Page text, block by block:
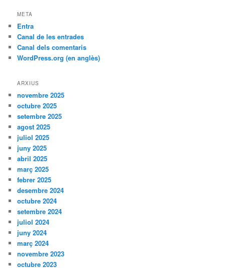
META
Entra
Canal de les entrades
Canal dels comentaris
WordPress.org (en anglès)
ARXIUS
novembre 2025
octubre 2025
setembre 2025
agost 2025
juliol 2025
juny 2025
abril 2025
març 2025
febrer 2025
desembre 2024
octubre 2024
setembre 2024
juliol 2024
juny 2024
març 2024
novembre 2023
octubre 2023